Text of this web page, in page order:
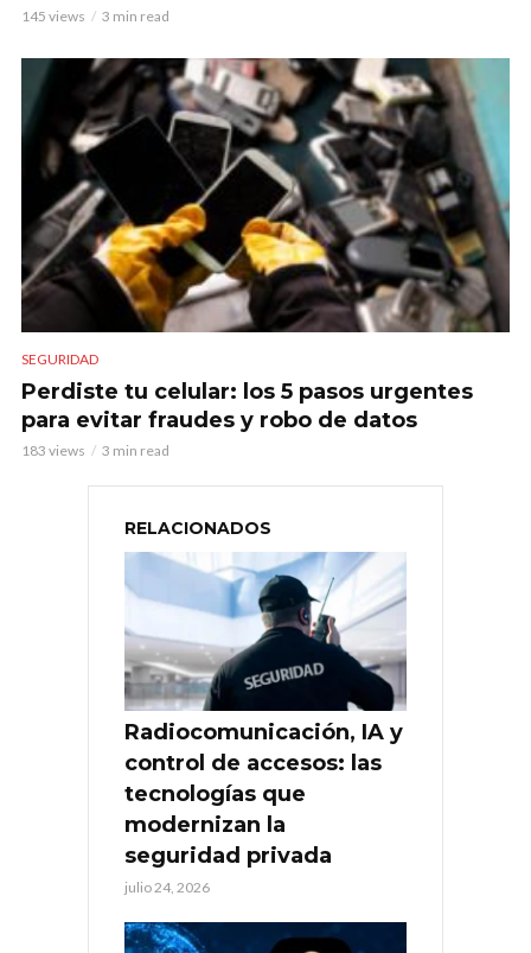
145 views 3 min read
SEGURIDAD
Perdiste tu celular: los 5 pasos urgentes
para evitar fraudes y robo de datos
183 views 3 min read
RELACIONADOS
Radiocomunicación, IA y
control de accesos: las
tecnologías que
modernizan la
seguridad privada
julio 24, 2026